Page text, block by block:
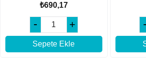
₺690,17
Sepete Ekle